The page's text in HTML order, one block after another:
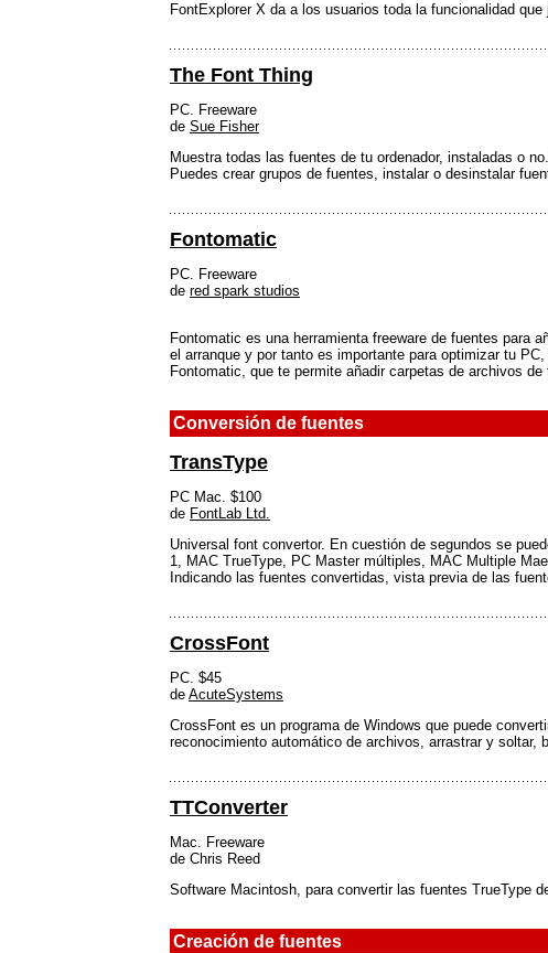
FontExplorer X da a los usuarios toda la funcionalidad
The Font Thing
PC. Freeware
de Sue Fisher
Muestra todas las fuentes de tu ordenador, instaladas o
Puedes crear grupos de fuentes, instalar o desinstalar
Fontomatic
PC. Freeware
de red spark studios
Fontomatic es una herramienta freeware de fuentes para
el arranque y por tanto es importante para optimizar tu
Fontomatic, que te permite añadir carpetas de archivos
Conversión de fuentes
TransType
PC Mac. $100
de FontLab Ltd.
Universal font convertor. En cuestión de segundos se
1, MAC TrueType, PC Master múltiples, MAC Multiple
Indicando las fuentes convertidas, vista previa de las
CrossFont
PC. $45
de AcuteSystems
CrossFont es un programa de Windows que puede
reconocimiento automático de archivos, arrastrar y soltar,
TTConverter
Mac. Freeware
de Chris Reed
Software Macintosh, para convertir las fuentes TrueType
Creación de fuentes